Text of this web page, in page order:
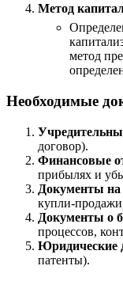
Метод
метод
Необходимые
договор).
Финансовые
прибылях и
Документы на
купли-
Документы о
процессов,
Юридические
патенты).